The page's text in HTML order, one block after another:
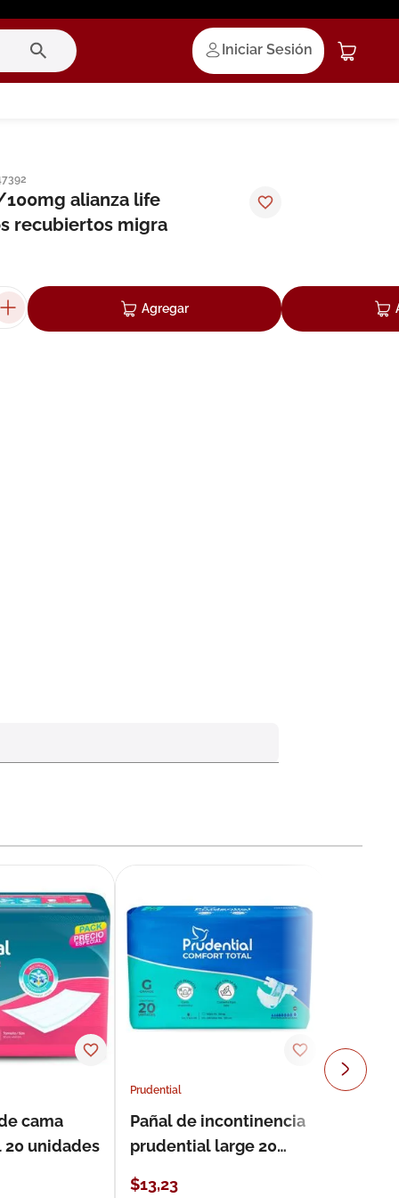
Iniciar Sesión
alianza life
recubiertos migra
Agregar
cama
unidades
Prudential
Pañal de incontinencia
prudential large 20
$13,23